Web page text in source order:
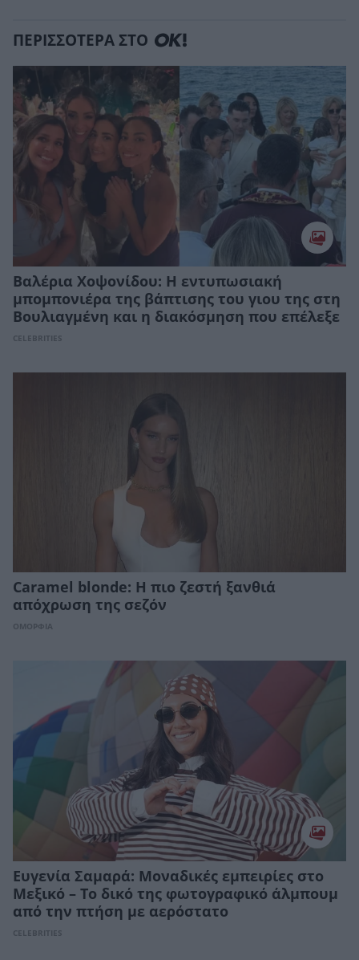
ΠΕΡΙΣΣΟΤΕΡΑ ΣΤΟ
Βαλέρια Χοψονίδου: Η εντυπωσιακή
μπομπονιέρα της βάπτισης του γιου της στη
Βουλιαγμένη και η διακόσμηση που επέλεξε
CELEBRITIES
Caramel blonde: Η πιο ζεστή ξανθιά
απόχρωση της σεζόν
ΟΜΟΡΦΙΑ
Ευγενία Σαμαρά: Μοναδικές εμπειρίες στο
Μεξικό – Το δικό της φωτογραφικό άλμπουμ
από την πτήση με αερόστατο
CELEBRITIES